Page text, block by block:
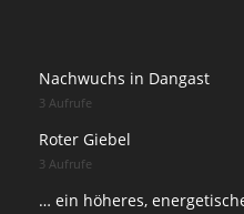
Nachwuchs in Dangast
3 Aufrufe
Roter Giebel
3 Aufrufe
… ein höheres,